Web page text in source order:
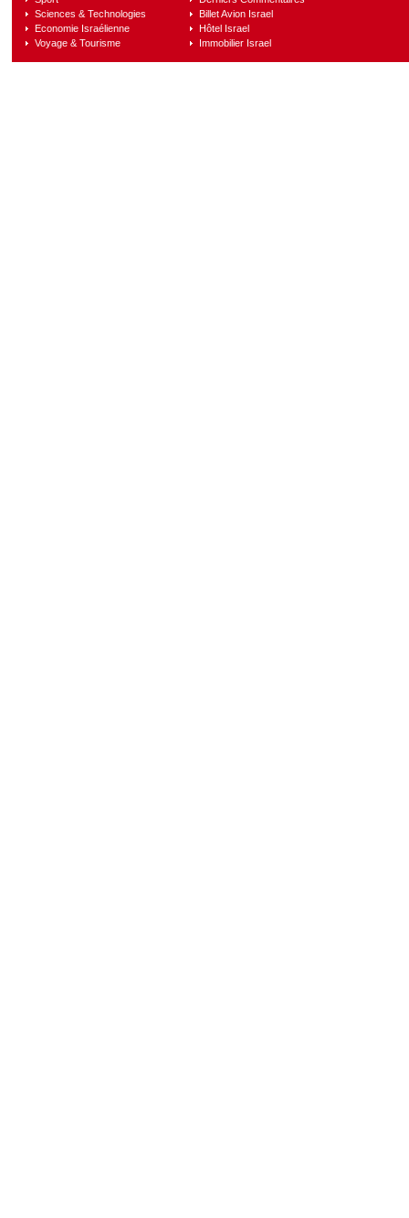
Sciences & Technologies
Economie Israélienne
Voyage & Tourisme
Billet Avion Israel
Hôtel Israel
Immobilier Israel